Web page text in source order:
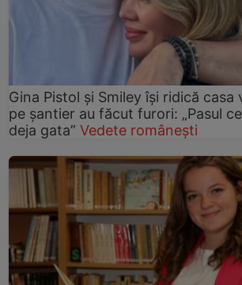
Gina Pistol și Smiley își ridică casa
pe șantier au făcut furori: „Pasul
deja gata” Vedete românești